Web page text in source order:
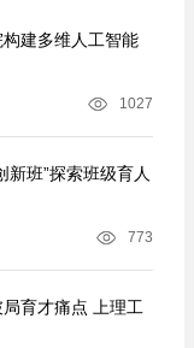
构建多维人工智能
1027
新班”探索班级育人
773
局育才痛点 上理工